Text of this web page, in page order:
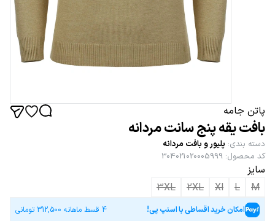
پاتن جامه
بافت یقه پنج سانت مردانه
دسته بندی: پلیور و بافت مردانه
کد محصول:
304021020005999
سایز
M
L
Xl
2XL
3XL
امکان خرید اقساطی با اسنپ پی! 4 قسط ماهانه 312,500 تومانی